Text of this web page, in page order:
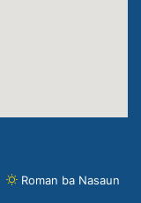
Roman ba Nasaun